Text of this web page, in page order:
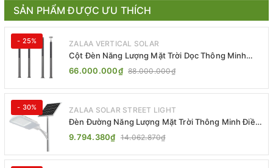
SẢN PHẨM ĐƯỢC ƯU THÍCH
- 25% ZALAA VERTICAL SOLAR
Cột Đèn Năng Lượng Mặt Trời Dọc Thông Minh
ZSR-YYDS-360 | ZALAA Jsc
66.000.000₫ 88.000.000₫
- 30% ZALAA SOLAR STREET LIGHT
Đèn Đường Năng Lượng Mặt Trời Thông Minh Điều
Khiển MPPT ZL-GMX01 ZALAA
9.794.380₫ 14.062.870₫